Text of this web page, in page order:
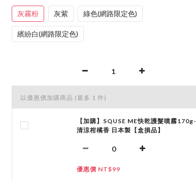
灰霧粉 灰紫 綠色(網路限定色)
繽紛白(網路限定色)
以優惠價加購商品 (最多 1 件)
【加購】SQUSE ME快乾護髮噴霧170g-
清涼柑橘香 日本製【盒損品】
優惠價 NT$99